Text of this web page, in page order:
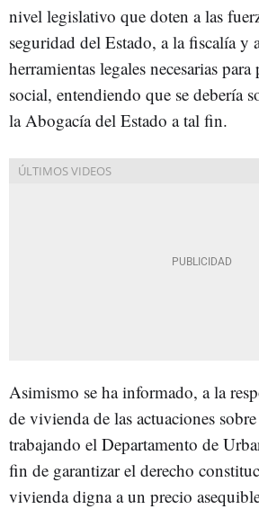
nivel legislativo que doten a las
seguridad del Estado, a la fiscalía y
herramientas legales necesarias para
social, entendiendo que se debería
la Abogacía del Estado a tal fin.
Asimismo se ha informado, a la
de vivienda de las actuaciones
trabajando el Departamento de
fin de garantizar el derecho
vivienda digna a un precio